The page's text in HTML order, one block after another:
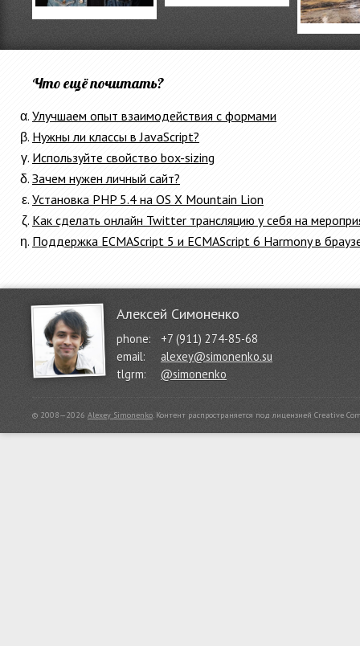
Что ещё почитать?
Улучшаем опыт взаимодействия с формами
Нужны ли классы в JavaScript?
Используйте свойство box-sizing
Зачем нужен личный сайт?
Установка PHP 5.4 на OS X Mountain Lion
Как сделать онлайн Twitter трансляцию у себя на
Поддержка ECMAScript 5 и ECMAScript 6 Harmony в
Алексей Симоненко
phone:
+7 (911) 274-85-68
email:
alexey@simonenko.su
tlgrm:
@simonenko
© 2008—2026 Alexey Simonenko. Контент распространяется под лицензией Creative